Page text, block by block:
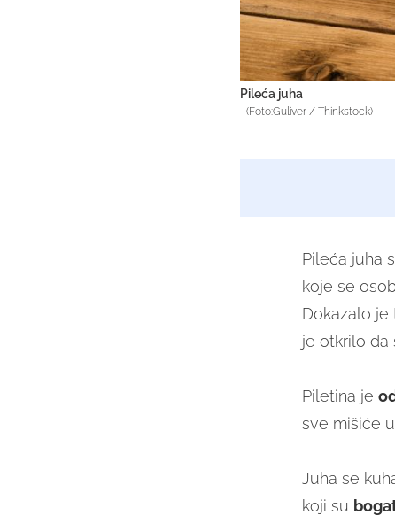
Pileća juha
(Foto:Guliver / Thinkstock)
Pileća juha
koje se
Dokazalo je
je otkrilo da
Piletina je
sve mišiće
Juha se
koji su